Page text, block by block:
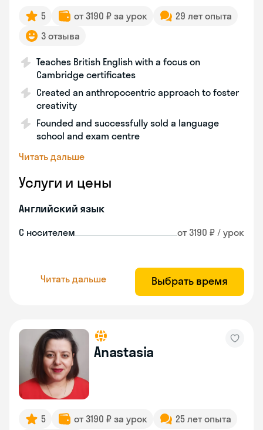
5 от 3190 ₽ за урок
29 лет опыта
3 отзыва
Teaches British English with a focus on
Cambridge certificates
Created an anthropocentric approach to foster
creativity
Founded and successfully sold a language
school and exam centre
Читать дальше
Услуги и цены
Английский язык
С носителем от 3190 ₽ / урок
Читать дальше Выбрать время
Anastasia
5 от 3190 ₽ за урок
25 лет опыта